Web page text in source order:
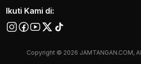
Ikuti Kami di:
Copyright © 2026 JAMTANGAN.COM,